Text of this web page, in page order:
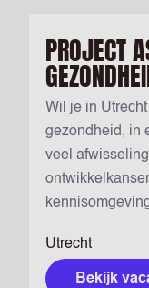
PROJECT
Utrecht
Wil je in
gezondheid, in
veel
Bekijk